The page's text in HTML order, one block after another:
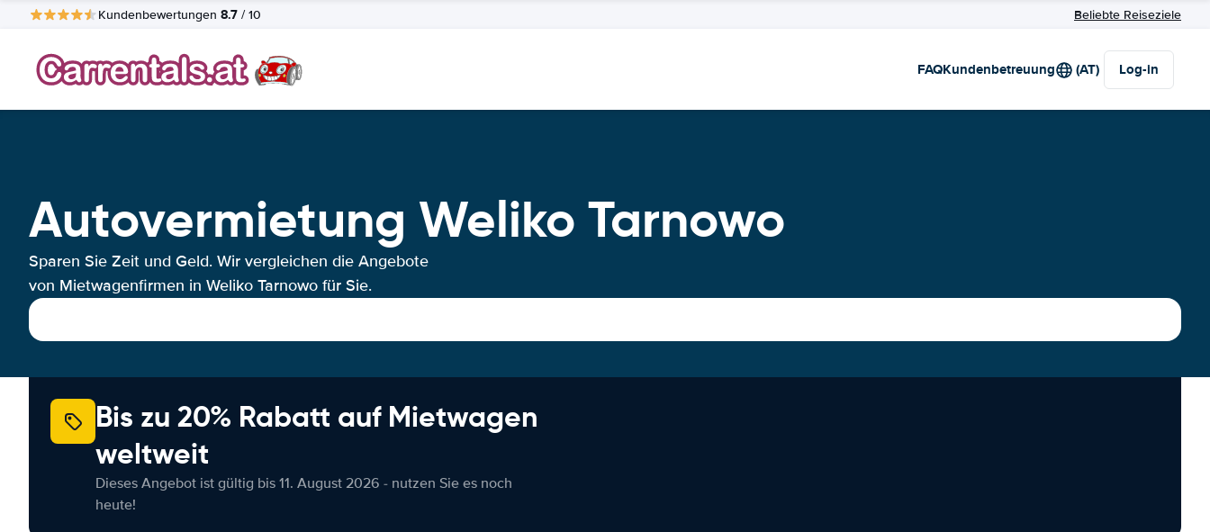
Kundenbewertungen 8.7 / 10 Beliebte Reiseziele
FAQKundenbetreuung (AT) Log-in
Autovermietung Weliko Tarnowo
Sparen Sie Zeit und Geld. Wir vergleichen die Angebote
von Mietwagenfirmen in Weliko Tarnowo für Sie.
Bis zu 20% Rabatt auf Mietwagen
weltweit
Dieses Angebot ist gültig bis 11. August 2026 - nutzen Sie es noch
heute!